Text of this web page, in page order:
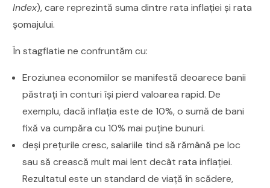
Index), care reprezintă suma dintre rata inflației și rata
șomajului.
În stagflatie ne confruntăm cu:
Eroziunea economiilor se manifestă deoarece banii
păstrați în conturi își pierd valoarea rapid. De
exemplu, dacă inflația este de 10%, o sumă de bani
fixă va cumpăra cu 10% mai puține bunuri.
deși prețurile cresc, salariile tind să rămână pe loc
sau să crească mult mai lent decât rata inflației.
Rezultatul este un standard de viață în scădere,